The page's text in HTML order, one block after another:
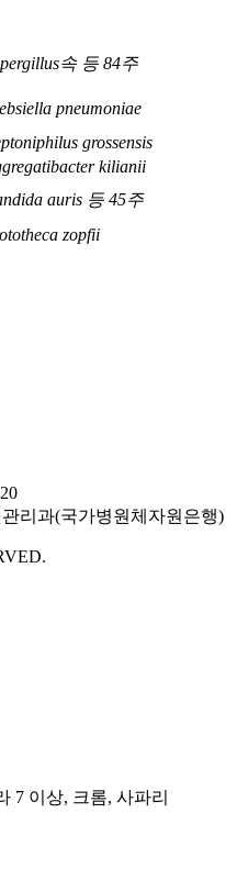
속 등 84주
pneumoniae
grossensis
kilianii
auris 등 45주
zopfii
리과(국가병원체자원은행)
7 이상, 크롬, 사파리